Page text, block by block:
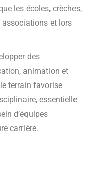
les écoles, crèches,
associations et lors
des
animation et
terrain favorise
essentielle
d’équipes
carrière.